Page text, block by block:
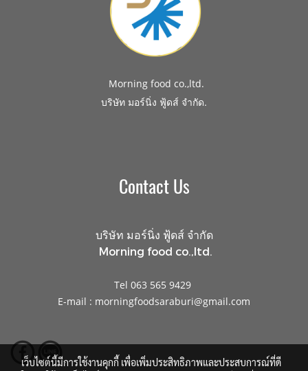
Morning food co.,ltd.
บริษัท มอร์นิ่ง ฟู้ดส์ จำกัด.
Contact Us
บริษัท มอร์นิ่ง ฟู้ดส์ จำกัด
Morning food co.,ltd.
Tel 063 565 9429
E-mail : morningfoodsaraburi@gmail.com
เว็บไซต์นี้มีการใช้งานคุกกี้ เพื่อเพิ่มประสิทธิภาพและประสบการณ์ที่ดี